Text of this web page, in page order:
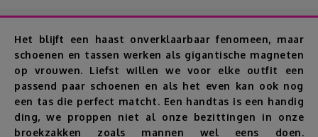
Korting
Thema's
Reviews
Het blijft een haast onverklaarbaar fenomeen, maar
schoenen en tassen werken als gigantische magneten
op vrouwen. Liefst willen we voor elke outfit een
passend paar schoenen en als het even kan ook nog
een tas die perfect matcht. Een handtas is een handig
ding, we proppen niet al onze bezittingen in onze
broekzakken zoals mannen wel eens doen.